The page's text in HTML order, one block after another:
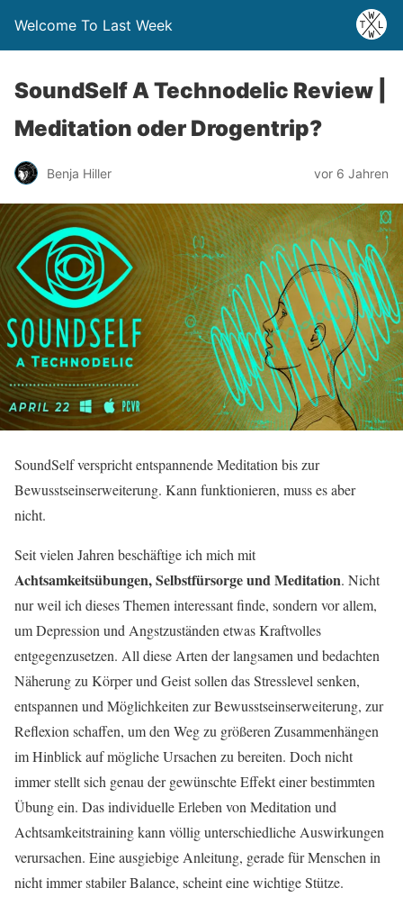
Welcome To Last Week
SoundSelf A Technodelic Review |
Meditation oder Drogentrip?
Benja Hiller vor 6 Jahren
SoundSelf verspricht entspannende Meditation bis zur
Bewusstseinserweiterung. Kann funktionieren, muss es aber
nicht.
Seit vielen Jahren beschäftige ich mich mit
Achtsamkeitsübungen, Selbstfürsorge und Meditation. Nicht
nur weil ich dieses Themen interessant finde, sondern vor allem,
um Depression und Angstzuständen etwas Kraftvolles
entgegenzusetzen. All diese Arten der langsamen und bedachten
Näherung zu Körper und Geist sollen das Stresslevel senken,
entspannen und Möglichkeiten zur Bewusstseinserweiterung, zur
Reflexion schaffen, um den Weg zu größeren Zusammenhängen
im Hinblick auf mögliche Ursachen zu bereiten. Doch nicht
immer stellt sich genau der gewünschte Effekt einer bestimmten
Übung ein. Das individuelle Erleben von Meditation und
Achtsamkeitstraining kann völlig unterschiedliche Auswirkungen
verursachen. Eine ausgiebige Anleitung, gerade für Menschen in
nicht immer stabiler Balance, scheint eine wichtige Stütze.